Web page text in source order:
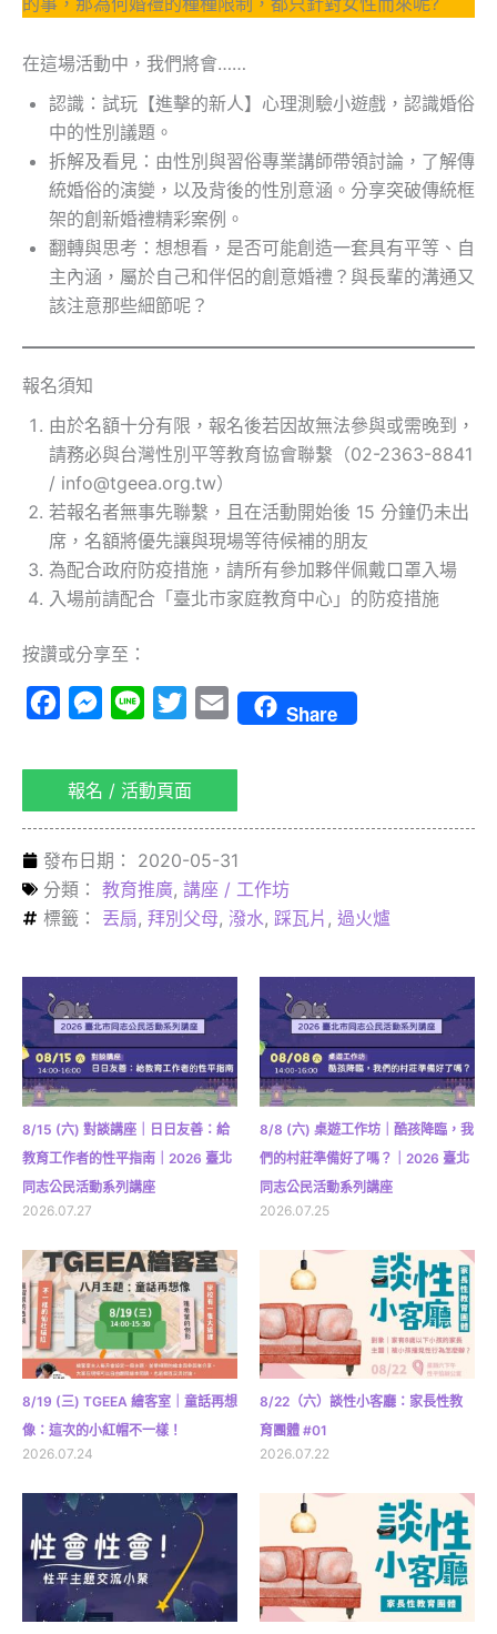
在這場活動中，我們將會……
認識：試玩【進擊的新人】心理測驗小遊戲，認識婚俗
中的性別議題。
拆解及看見：由性別與習俗專業講師帶領討論，了解傳
統婚俗的演變，以及背後的性別意涵。分享突破傳統框
架的創新婚禮精彩案例。
翻轉與思考：想想看，是否可能創造一套具有平等、自
主內涵，屬於自己和伴侶的創意婚禮？與長輩的溝通又
該注意那些細節呢？
報名須知
由於名額十分有限，報名後若因故無法參與或需晚到，
請務必與台灣性別平等教育協會聯繫（02-2363-8841
/ info@tgeea.org.tw）
若報名者無事先聯繫，且在活動開始後 15 分鐘仍未出
席，名額將優先讓與現場等待候補的朋友
為配合政府防疫措施，請所有參加夥伴佩戴口罩入場
入場前請配合「臺北市家庭教育中心」的防疫措施
按讚或分享至：
FacebookMessenger
Line TwitterEmail Share
報名 / 活動頁面
發布日期：
2020-05-31
分類： 教育推廣, 講座 / 工作坊
標籤：
丟扇, 拜別父母, 潑水, 踩瓦片 , 過火爐
8/15 (六) 對談講座｜日日友善：給
教育工作者的性平指南｜2026 臺北
同志公民活動系列講座
2026.07.27
8/8 (六) 桌遊工作坊｜酷孩降臨，我
們的村莊準備好了嗎？｜2026 臺北
同志公民活動系列講座
2026.07.25
8/19 (三) TGEEA 繪客室｜童話再想
像：這次的小紅帽不一樣！
2026.07.24
8/22（六）談性小客廳：家長性教
育團體 #01
2026.07.22